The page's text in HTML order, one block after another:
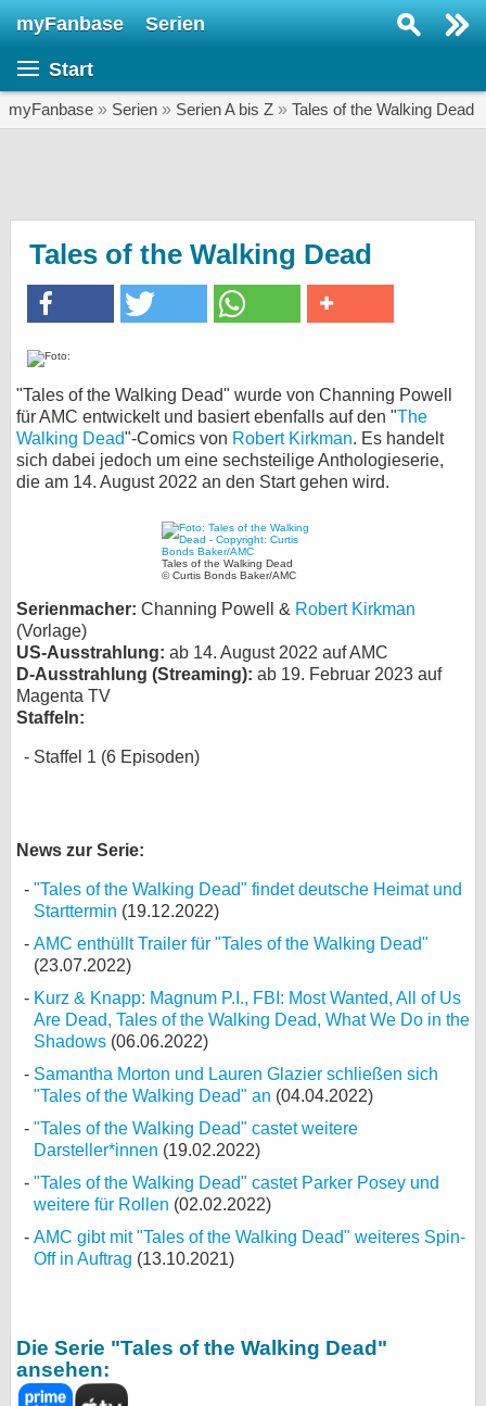
myFanbase Serien
Start
myFanbase » Serien » Serien A bis Z » Tales of the Walking Dead
Tales of the Walking Dead
"Tales of the Walking Dead" wurde von Channing Powell
für AMC entwickelt und basiert ebenfalls auf den "The
Walking Dead"-Comics von Robert Kirkman. Es handelt
sich dabei jedoch um eine sechsteilige Anthologieserie,
die am 14. August 2022 an den Start gehen wird.
Tales of the Walking Dead
© Curtis Bonds Baker/AMC
Serienmacher: Channing Powell & Robert Kirkman
(Vorlage)
US-Ausstrahlung: ab 14. August 2022 auf AMC
D-Ausstrahlung (Streaming): ab 19. Februar 2023 auf
Magenta TV
Staffeln:
Staffel 1 (6 Episoden)
News zur Serie:
"Tales of the Walking Dead" findet deutsche Heimat und
Starttermin (19.12.2022)
AMC enthüllt Trailer für "Tales of the Walking Dead"
(23.07.2022)
Kurz & Knapp: Magnum P.I., FBI: Most Wanted, All of Us
Are Dead, Tales of the Walking Dead, What We Do in the
Shadows (06.06.2022)
Samantha Morton und Lauren Glazier schließen sich
"Tales of the Walking Dead" an (04.04.2022)
"Tales of the Walking Dead" castet weitere
Darsteller*innen (19.02.2022)
"Tales of the Walking Dead" castet Parker Posey und
weitere für Rollen (02.02.2022)
AMC gibt mit "Tales of the Walking Dead" weiteres Spin-
Off in Auftrag (13.10.2021)
Die Serie "Tales of the Walking Dead"
ansehen:
SERIEN
Veranstaltungen
KULTUR
SERVICE
Gewinnspiele
Forum
bei Facebook
Nutzungsbedingungen
myFanbase